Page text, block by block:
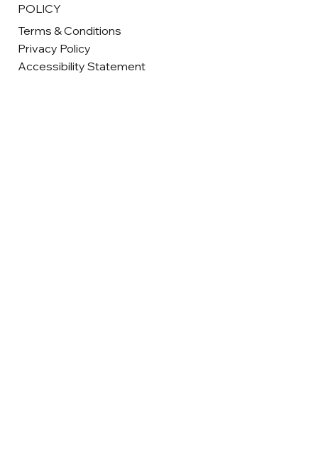
POLICY
Terms & Conditions
Privacy Policy
Accessibility Statement